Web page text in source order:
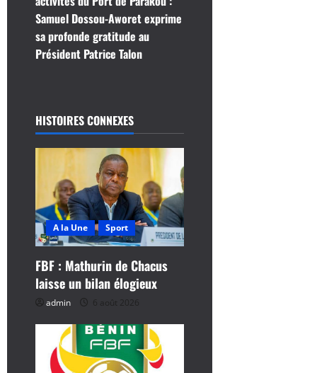
a
t
n
d
a
r
t
i
Samuel Dossou-Aworet exprime
sa profonde gratitude au
Président Patrice Talon
HISTOIRES CONNEXES
A la Une Sport
FBF : Mathurin de Chacus
laisse un bilan élogieux
admin 6 août 2026